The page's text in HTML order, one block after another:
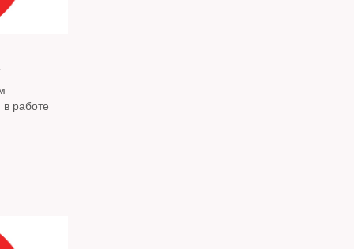
работе